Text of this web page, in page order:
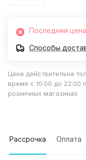
Последняя
Способы
Цена действительна
время с 10:00 до 22:00
розничных магазинах
Рассрочка Оплата